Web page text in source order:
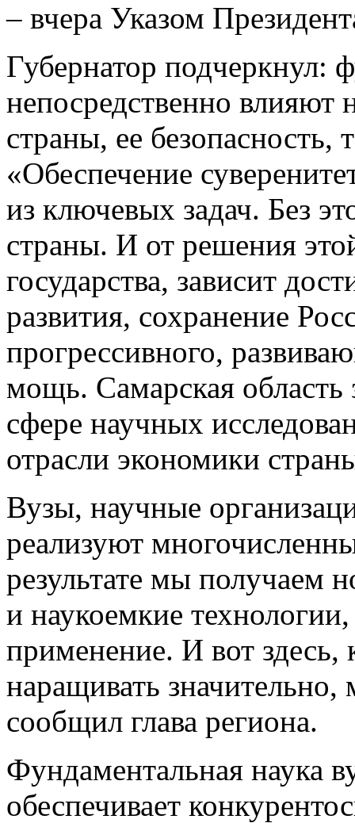
– вчера Указом
Губернатор подчеркнул:
непосредственно влияют
страны, ее безопасность,
«Обеспечение
из ключевых задач. Без
страны. И от решения
государства, зависит
развития, сохранение
прогрессивного,
мощь. Самарская
сфере научных
отрасли экономики
Вузы, научные
реализуют
результате мы получаем
и наукоемкие
применение. И вот
наращивать
сообщил глава региона.
Фундаментальная наука
обеспечивает